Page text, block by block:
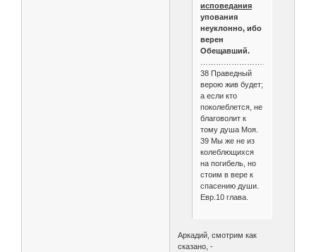
исповедания
упования
неуклонно, ибо
верен
Обещавший.
38 Праведный
верою жив будет;
а если кто
поколеблется, не
благоволит к
тому душа Моя.
39 Мы же не из
колеблющихся
на погибель, но
стоим в вере к
спасению души.
Евр.10 глава.
Аркадий, смотрим как
сказано, -